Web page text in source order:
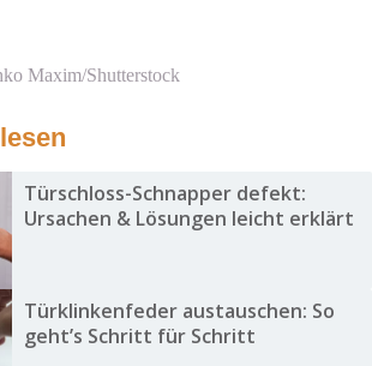
Maxim/Shutterstock
Türschloss-Schnapper defekt:
Ursachen & Lösungen leicht erklärt
Türklinkenfeder austauschen: So
geht’s Schritt für Schritt